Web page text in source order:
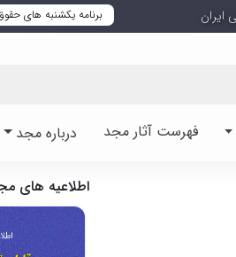
برنامه یکشنبه های
فهرست آثار مجد درباره مجد
اطلاعیه های